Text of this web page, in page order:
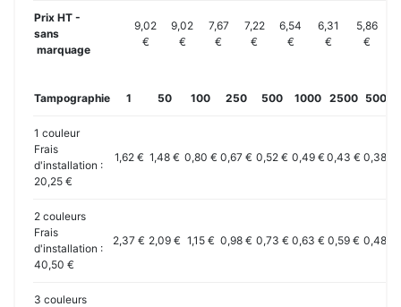
Prix HT -
sans
marquage
9,02
€
9,02
€
7,67
€
7,22
€
6,54
€
6,31
€
5,86
€
Tampographie 1 50 100 250 500 1000 2500 5000
1 couleur
Frais
d'installation :
20,25 €
1,62 € 1,48 € 0,80 € 0,67 € 0,52 € 0,49 € 0,43 € 0,38 €
2 couleurs
Frais
d'installation :
40,50 €
2,37 € 2,09 € 1,15 € 0,98 € 0,73 € 0,63 € 0,59 € 0,48 €
3 couleurs